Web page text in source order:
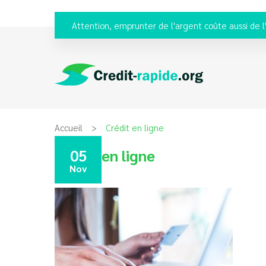
Attention, emprunter de l'argent coûte aussi de
Accueil Crédit en ligne
Crédit en ligne
05
Nov